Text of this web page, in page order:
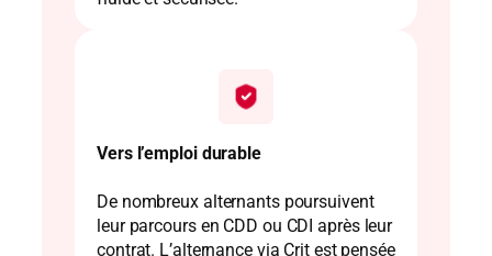
Vers l’emploi durable
De nombreux alternants poursuivent
leur parcours en CDD ou CDI après leur
contrat. L’alternance via Crit est pensée